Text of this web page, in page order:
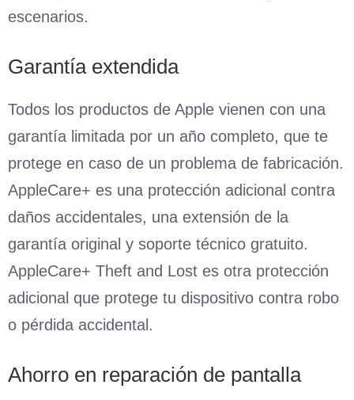
escenarios.
Garantía extendida
Todos los productos de Apple vienen con una
garantía limitada por un año completo, que te
protege en caso de un problema de fabricación.
AppleCare+ es una protección adicional contra
daños accidentales, una extensión de la
garantía original y soporte técnico gratuito.
AppleCare+ Theft and Lost es otra protección
adicional que protege tu dispositivo contra robo
o pérdida accidental.
Ahorro en reparación de pantalla